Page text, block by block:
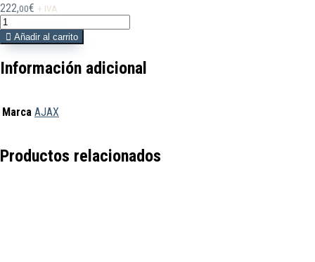
222,00€ + IVA
BATTERYBOX-
7M
Kit
HUB2
+
7
Añadir al carrito
Información adicional
Marca AJAX
Productos relacionados